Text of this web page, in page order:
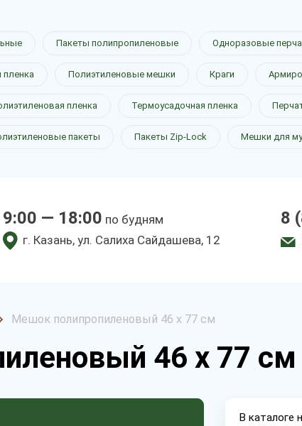
Пакеты полипропиленовые Одноразовые
Полиэтиленовые мешки Краги
пленка Термоусадочная пленка
пакеты Пакеты Zip-Lock Мешки для
9:00 — 18:00 по будням
г. Казань, ул. Салиха Сайдашева, 12
8
Мешок полипропиленовый 46 х 77 см
46 х 77 см
В каталоге